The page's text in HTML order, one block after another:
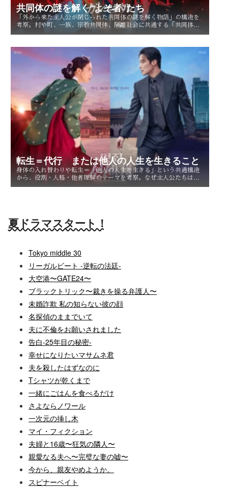
共同体の謎を解く“よそ者”たち
「外から来た主人公が閉じられた共同体の謎を解く物語」の構造を
考察。村や町、一族、宗教共同体、隔離社会に共通する「共同体の
転生＝代行 または他人の人生を生きること
身体の入れ替わりや転生＝「他人の人生を生きる」という共通構造
から、役割・人格・他者理解のテーマを考察。なぜ主人公たちは他
夏ドラマスタート！
Tokyo middle 30
リーガルビート -逆転の法廷-
大空港〜GATE24〜
ブラックトリック〜裁きを操る弁護人〜
未婚詐欺 私の知らない彼の顔
名探偵のままでいて
夫に不倫をお願いされました
告白-25年目の秘密-
幸せになりたいマサムネ君
夫を殺したはずなのに
Tシャツが乾くまで
一緒にごはんを食べるだけ
さよならノワール
一次元の挿し木
マイ・フィクション
夫婦と16歳〜狂気の隣人〜
親愛なる夫へ〜完璧な妻の嘘〜
今から、親友やめようか。
スピナーベイト